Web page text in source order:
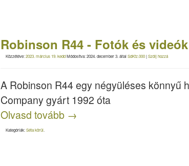
Robinson R44 - Fotók és videók
Közzétéve:2023. március 19. keddMódosítva:2024. december 3. általSdKfz.000|Szólj hozzá
A Robinson R44 egy négyüléses könnyű
Company gyárt 1992 óta
Olvasd tovább →
Kategóriák:Séta körül